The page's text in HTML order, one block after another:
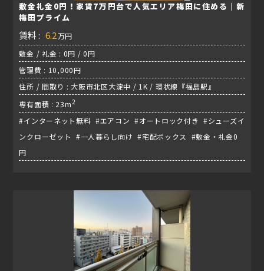
敷金礼金0円！家賃7万円台で人気エリア梅田に住める｜新
梅田プライム
賃料 : 6.2 万円
敷金 / 礼金 : 0円 / 0円
管理費 : 10,000円
住所 / 間取り : 大阪市北区大淀中 / 1K / 環状線『福島駅』
専有面積 : 23m2
#インターネット無料 #エアコン #オートロック付き #シューズイ
ンクローゼット #一人暮らし向け #宅配ボックス #敷金・礼金0
円